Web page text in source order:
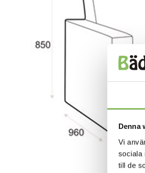
Denna
Vi
sociala
till de